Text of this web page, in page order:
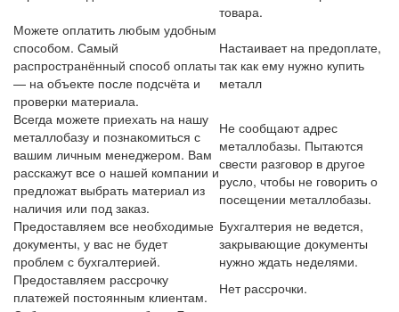
товара.
Можете оплатить любым удобным
способом. Самый
распространённый способ оплаты
— на объекте после подсчёта и
проверки материала.
Настаивает на предоплате,
так как ему нужно купить
металл
Всегда можете приехать на нашу
металлобазу и познакомиться с
вашим личным менеджером. Вам
расскажут все о нашей компании и
предложат выбрать материал из
наличия или под заказ.
Не сообщают адрес
металлобазы. Пытаются
свести разговор в другое
русло, чтобы не говорить о
посещении металлобазы.
Предоставляем все необходимые
документы, у вас не будет
проблем с бухгалтерией.
Бухгалтерия не ведется,
закрывающие документы
нужно ждать неделями.
Предоставляем рассрочку
платежей постоянным клиентам.
Нет рассрочки.